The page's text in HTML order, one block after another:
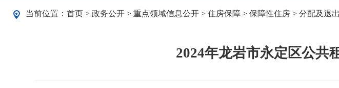
当前位置： 首页 > 政务公开 > 重点领域信息公开 > 住房保障 > 保障性住房 > 分配及退出
2024年龙岩市永定区公共